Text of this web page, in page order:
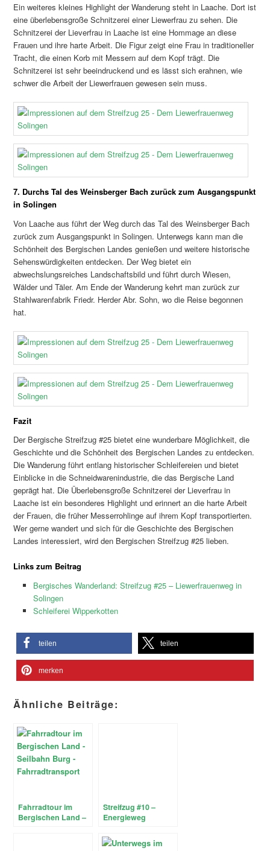
Ein weiteres kleines Highlight der Wanderung steht in Laache. Dort ist
eine überlebensgroße Schnitzerei einer Liewerfrau zu sehen. Die
Schnitzerei der Lieverfrau in Laache ist eine Hommage an diese
Frauen und ihre harte Arbeit. Die Figur zeigt eine Frau in traditioneller
Tracht, die einen Korb mit Messern auf dem Kopf trägt. Die
Schnitzerei ist sehr beeindruckend und es lässt sich erahnen, wie
schwer die Arbeit der Liewerfrauen gewesen sein muss.
7. Durchs Tal des Weinsberger Bach zurück zum Ausgangspunkt
in Solingen
Von Laache aus führt der Weg durch das Tal des Weinsberger Bach
zurück zum Ausgangspunkt in Solingen. Unterwegs kann man die
Schönheit des Bergischen Landes genießen und weitere historische
Sehenswürdigkeiten entdecken. Der Weg bietet ein
abwechslungsreiches Landschaftsbild und führt durch Wiesen,
Wälder und Täler. Am Ende der Wanderung kehrt man zurück zur
Stahlwarenfabrik Friedr. Herder Abr. Sohn, wo die Reise begonnen
hat.
Fazit
Der Bergische Streifzug #25 bietet eine wunderbare Möglichkeit, die
Geschichte und die Schönheit des Bergischen Landes zu entdecken.
Die Wanderung führt entlang historischer Schleifereien und bietet
Einblicke in die Schneidwarenindustrie, die das Bergische Land
geprägt hat. Die Überlebensgroße Schnitzerei der Lieverfrau in
Laache ist ein besonderes Highlight und erinnert an die harte Arbeit
der Frauen, die früher Messerrohlinge auf ihrem Kopf transportierten.
Wer gerne wandert und sich für die Geschichte des Bergischen
Landes interessiert, wird den Bergischen Streifzug #25 lieben.
Links zum Beitrag
Bergisches Wanderland: Streifzug #25 – Liewerfrauenweg in
Solingen
Schleiferei Wipperkotten
teilen teilen
merken
Ähnliche Beiträge:
Fahrradtour im
Bergischen Land –
Streifzug #10 –
Energieweg
Südufer der
Aggertalsperre